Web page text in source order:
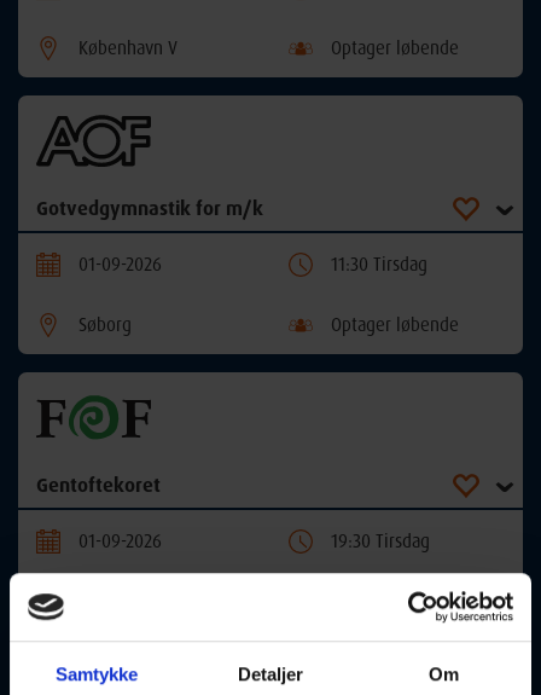
Samtykke Detaljer Om
København V Optager løbende
Gotvedgymnastik for m/k
01-09-2026 11:30 Tirsdag
Søborg Optager løbende
Gentoftekoret
01-09-2026 19:30 Tirsdag
Optager løbende